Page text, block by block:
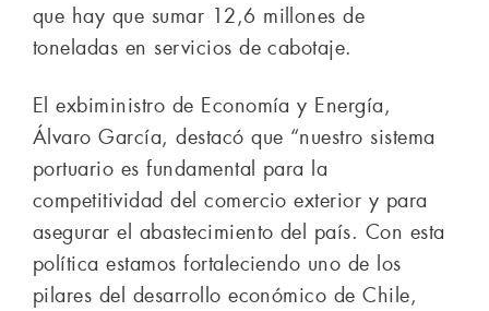
que hay que sumar 12,6 millones de
toneladas en servicios de cabotaje.
El exbiministro de Economía y Energía,
Álvaro García, destacó que “nuestro sistema
portuario es fundamental para la
competitividad del comercio exterior y para
asegurar el abastecimiento del país. Con esta
política estamos fortaleciendo uno de los
pilares del desarrollo económico de Chile,